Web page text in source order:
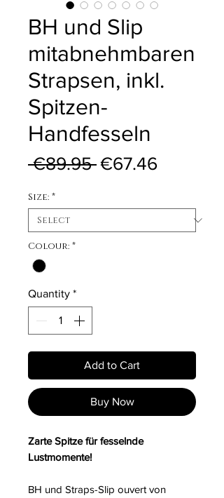
BH und Slip
mitabnehmbaren
Strapsen, inkl.
Spitzen-
Handfesseln
€89.95 Regular Price
€67.46
Size: *
Colour: *
Quantity *
Add to Cart
Buy Now
Zarte Spitze für fesselnde
Lustmomente!
BH und Straps-Slip ouvert von